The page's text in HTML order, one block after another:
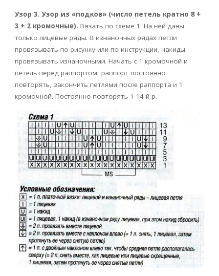
Узор 3. Узор из «подков» (число петель кратно 8 +
3 + 2 кромочные). Вязать по схеме 1. На ней даны
только лицевые ряды. В изнаночных рядах петли
провязывать по рисунку или по инструкции, накиды
провязывать изнаночными. Начать с 1 кромочной и
петель перед раппортом, раппорт постоянно
повторять, закончить петлями после раппорта и 1
кромочной. Постоянно повторять 1-14-й р.